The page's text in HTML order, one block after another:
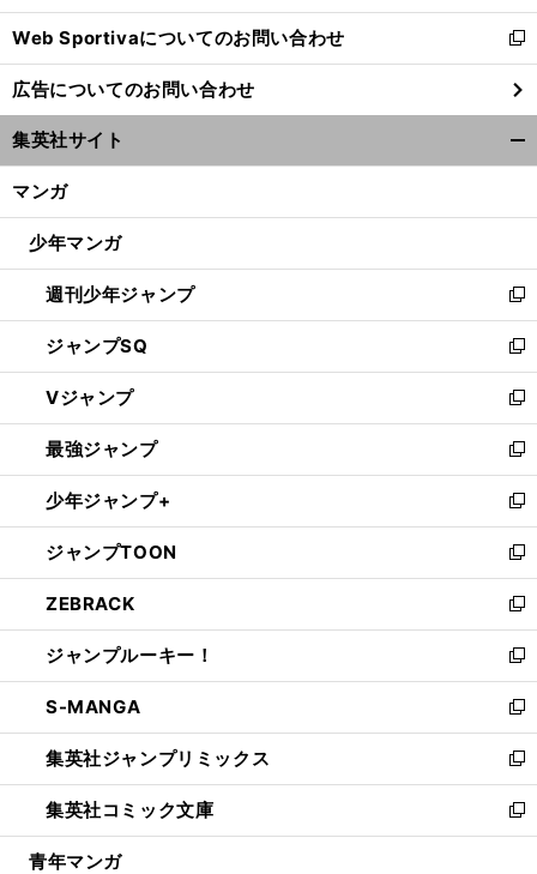
開
く
Web Sportivaについてのお問い合わせ
新
し
い
ウ
ィ
ン
ウ
開
く
広告についてのお問い合わせ
集英社サイト
マンガ
少年マンガ
週刊少年ジャンプ
新
し
い
ウ
ィ
ン
ド
ウ
で
開
く
ジャンプSQ
新
し
い
ウ
ィ
ン
ド
ウ
で
開
く
Vジャンプ
新
し
い
ウ
ィ
ン
ド
ウ
で
開
く
最強ジャンプ
新
し
い
ウ
ィ
ン
ド
ウ
で
開
く
少年ジャンプ+
新
し
い
ウ
ィ
ン
ド
ウ
で
開
く
ジャンプTOON
新
し
い
ウ
ィ
ン
ド
ウ
で
開
く
ZEBRACK
新
し
い
ウ
ィ
ン
ド
ウ
で
開
ジャンプルーキー！
新
し
い
ウ
ィ
ン
ド
ウ
S-MANGA
新
し
い
ウ
ィ
ン
集英社ジャンプリミックス
新
し
い
ウ
集英社コミック文庫
新
し
青年マンガ